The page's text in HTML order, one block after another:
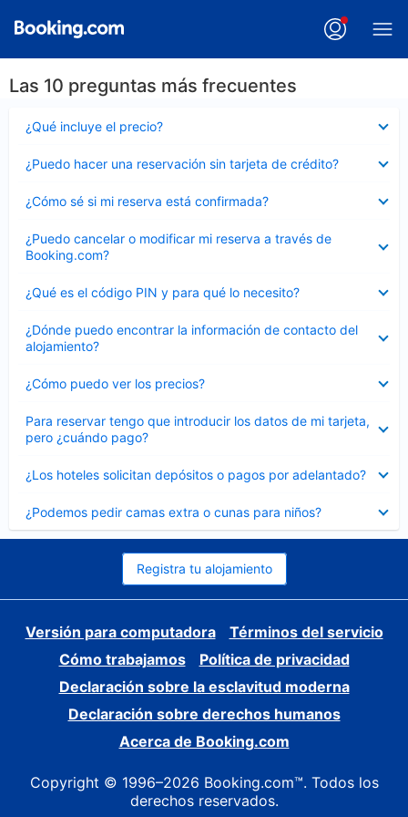
Las 10 preguntas más frecuentes
¿Qué incluye el precio?
cerrado
¿Puedo hacer una reservación sin tarjeta de crédito?
cerrado
¿Cómo sé si mi reserva está confirmada?
cerrado
¿Puedo cancelar o modificar mi reserva a través de
Booking.com?
cerrado
¿Qué es el código PIN y para qué lo necesito?
cerrado
¿Dónde puedo encontrar la información de contacto del
alojamiento?
cerrado
¿Cómo puedo ver los precios?
cerrado
Para reservar tengo que introducir los datos de mi tarjeta,
pero ¿cuándo pago?
cerrado
¿Los hoteles solicitan depósitos o pagos por adelantado?
cerrado
¿Podemos pedir camas extra o cunas para niños?
cerrado
Registra tu alojamiento
Versión para computadora
Términos del servicio
Cómo trabajamos
Política de privacidad
Declaración sobre la esclavitud moderna
Declaración sobre derechos humanos
Acerca de Booking.com
Copyright © 1996–2026 Booking.com™. Todos los
derechos reservados.